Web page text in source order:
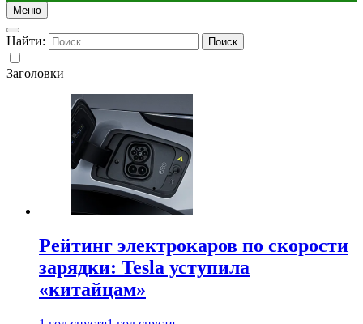
Меню
Найти:
Заголовки
Рейтинг электрокаров по скорости
зарядки: Tesla уступила
«китайцам»